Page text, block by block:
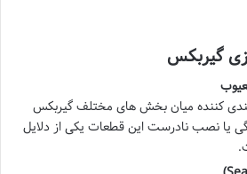
گیربکس
کننده میان بخش های مختلف گیربکس
یا نصب نادرست این قطعات یکی از دلایل